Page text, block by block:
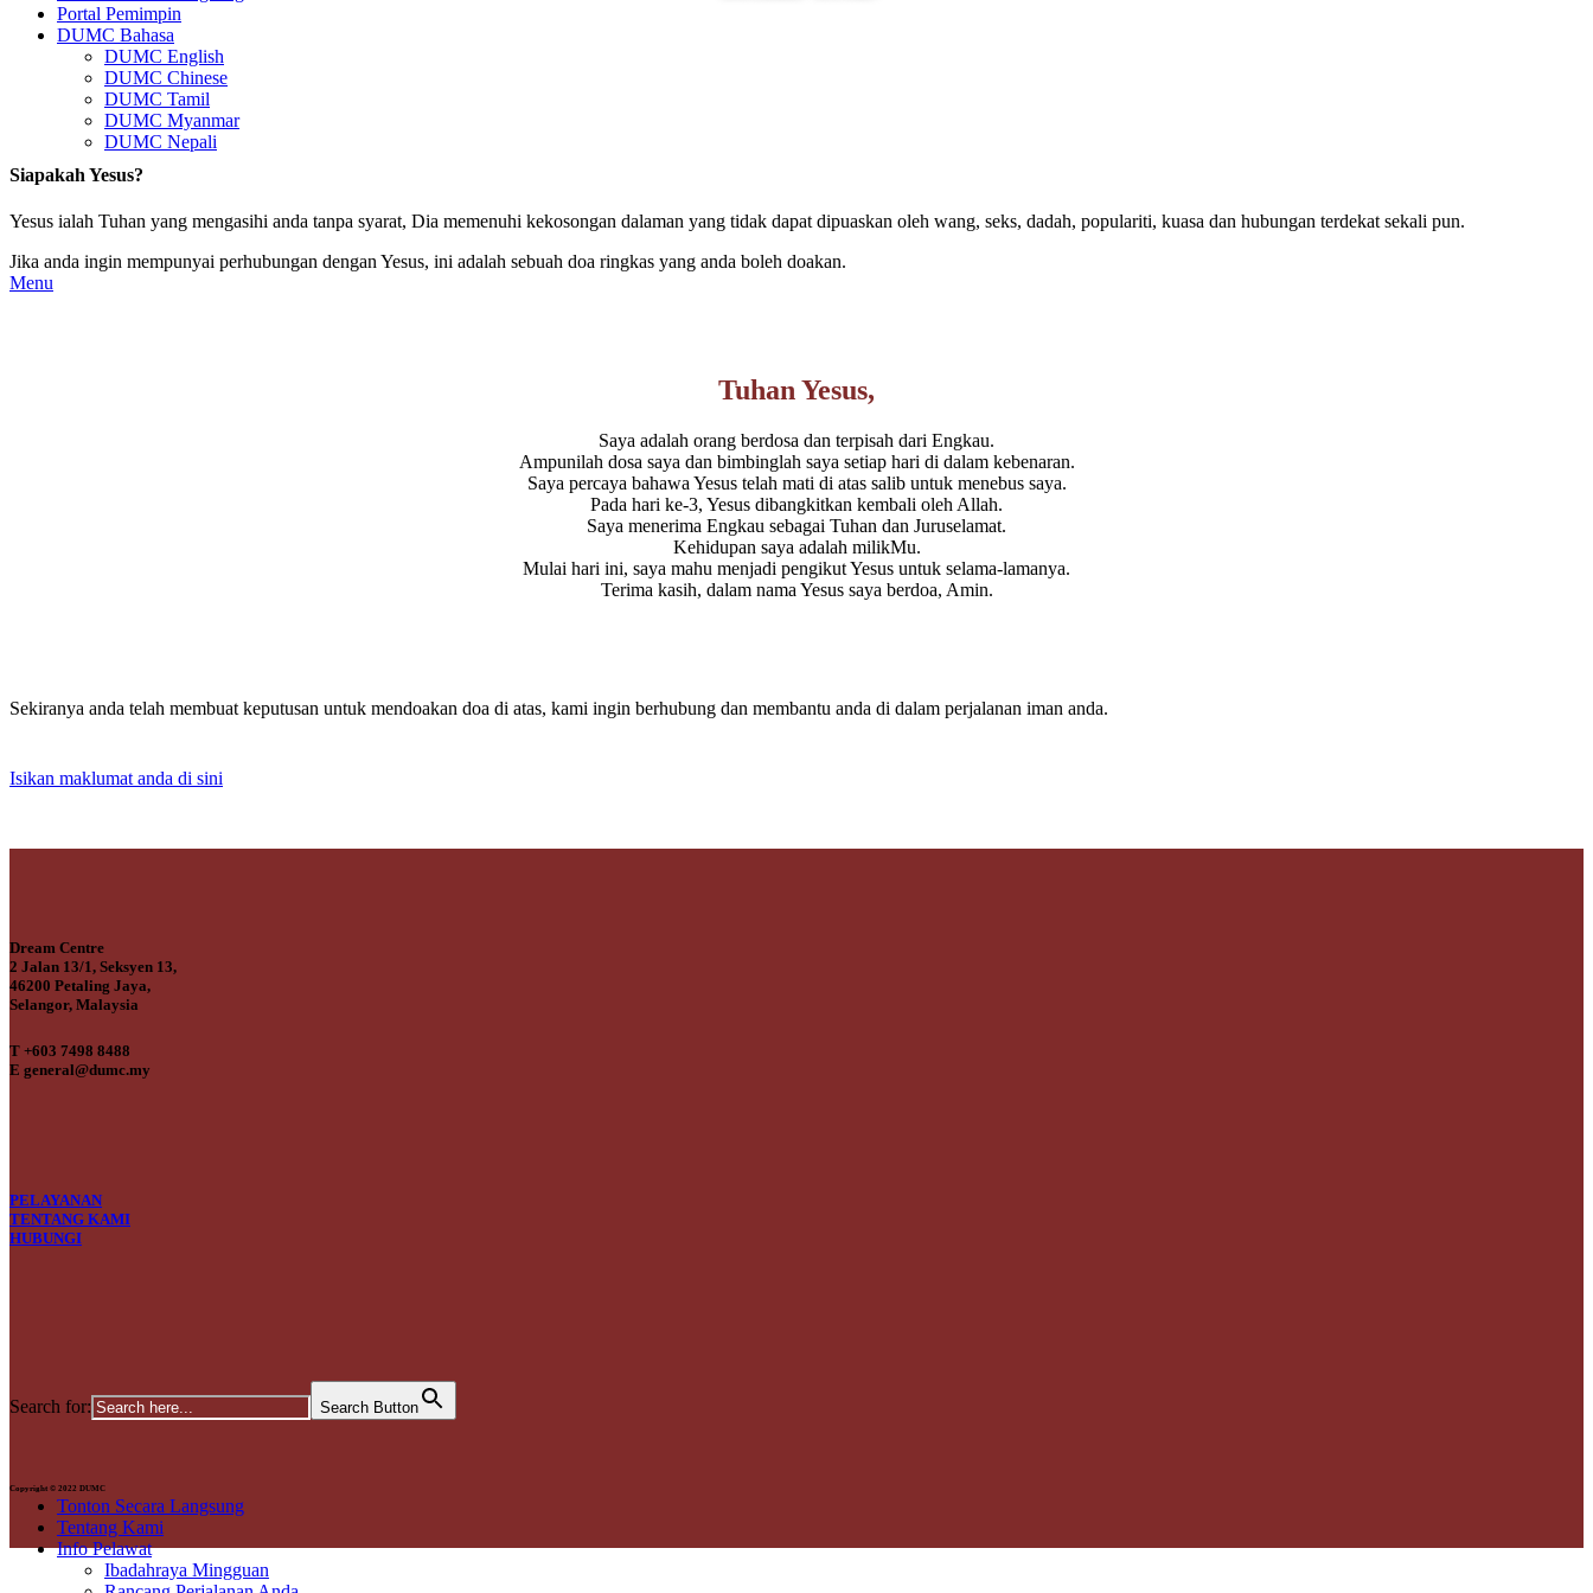
Portal Pemimpin
DUMC Bahasa
DUMC English
DUMC Chinese
DUMC Tamil
DUMC Myanmar
DUMC Nepali
Menu
Siapakah Yesus?
Yesus ialah Tuhan yang mengasihi anda tanpa syarat, Dia memenuhi kekosongan dalaman yang tidak dapat dipuaskan oleh wang, seks, dadah, populariti, kuasa dan hubungan terdekat sekali pun.
Jika anda ingin mempunyai perhubungan dengan Yesus, ini adalah sebuah doa ringkas yang anda boleh doakan.
Tuhan Yesus,
Saya adalah orang berdosa dan terpisah dari Engkau.
Ampunilah dosa saya dan bimbinglah saya setiap hari di dalam kebenaran.
Saya percaya bahawa Yesus telah mati di atas salib untuk menebus saya.
Pada hari ke-3, Yesus dibangkitkan kembali oleh Allah.
Saya menerima Engkau sebagai Tuhan dan Juruselamat.
Kehidupan saya adalah milikMu.
Mulai hari ini, saya mahu menjadi pengikut Yesus untuk selama-lamanya.
Terima kasih, dalam nama Yesus saya berdoa, Amin.
Sekiranya anda telah membuat keputusan untuk mendoakan doa di atas, kami ingin berhubung dan membantu anda di dalam perjalanan iman anda.
Isikan maklumat anda di sini
Dream Centre
2 Jalan 13/1, Seksyen 13,
46200 Petaling Jaya,
Selangor, Malaysia
T +603 7498 8488
E general@dumc.my
PELAYANAN
TENTANG KAMI
HUBUNGI
Search for: Search Button
Copyright © 2022 DUMC
Tonton Secara Langsung
Tentang Kami
Info Pelawat
Ibadahraya Mingguan